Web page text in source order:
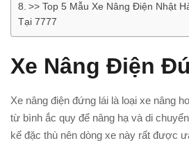
>> Top 5 Mẫu Xe Nâng Điện Nhật
Tại 7777
Xe Nâng Điện
Xe nâng điện đứng lái là loại xe nâng
từ bình ắc quy để nâng hạ và di
kế đặc thù nên dòng xe này rất được